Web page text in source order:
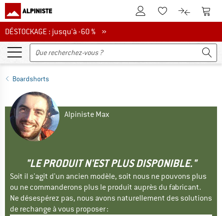
Vers le compte client
Vers la liste
Vers le
DÉSTOCKAGE : jusqu'à -60 %
DÉSTOCKAGE : jusqu'à -60 % »
Boardshorts
Alpiniste Max
"LE PRODUIT N'EST PLUS DISPONIBLE."
Soit il s'agit d'un ancien modèle, soit nous ne pouvons plus
ou ne commanderons plus le produit auprès du fabricant.
Ne désespérez pas, nous avons naturellement des solutions
de rechange à vous proposer :